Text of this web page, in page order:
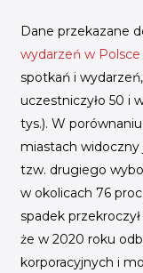
Dane przekazane
wydarzeń w Polsce
spotkań i
uczestniczyło 50 i
tys.). W
miastach widoczny
tzw. drugiego
w okolicach 76
spadek
że w 2020 roku
korporacyjnych i